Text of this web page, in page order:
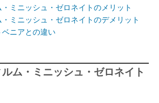
ミニッシュ・ゼロネイトのメリット
ミニッシュ・ゼロネイトのデメリット
ニアとの違い
ム・ミニッシュ・ゼロネイト